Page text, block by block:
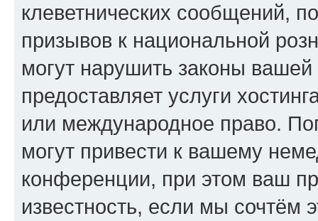
клеветнических сообщений,
призывов к национальной
могут нарушить законы
предоставляет услуги
или международное право.
могут привести к вашему
конференции, при этом ваш
известность, если мы сочтём